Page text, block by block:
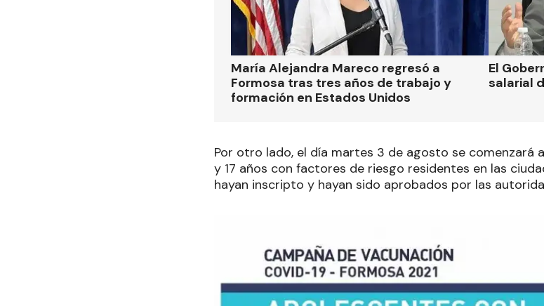
María Alejandra Mareco regresó a
Formosa tras tres años de trabajo y
formación en Estados Unidos
El
salarial
Por otro lado, el día martes 3 de agosto se comenzará
y 17 años con factores de riesgo residentes en las
hayan inscripto y hayan sido aprobados por las